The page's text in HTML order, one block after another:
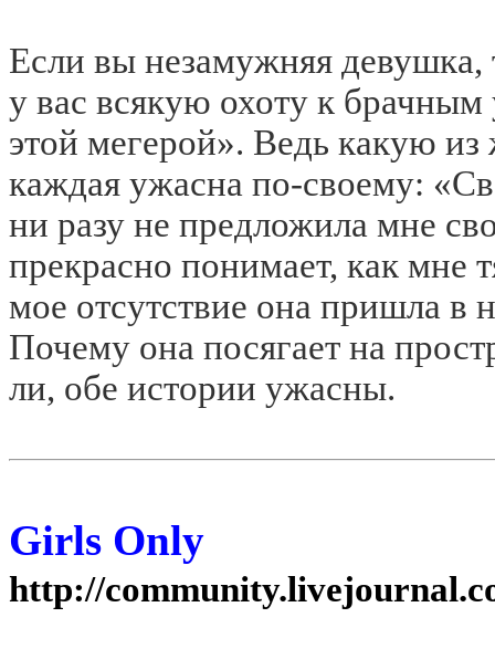
Если вы незамужняя девушка,
у вас всякую охоту к
этой мегерой». Ведь какую
каждая ужасна по-своему:
ни разу не предложила мне
прекрасно понимает, как мне
мое отсутствие она пришла
Почему она посягает на
ли, обе истории ужасны.
Girls Only
http://